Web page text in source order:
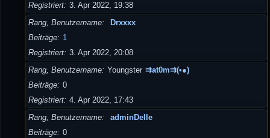
Registriert 3. Apr 2022, 19:38
Rang, Benutzername
Drxxxx
Beiträge
1
Registriert 3. Apr 2022, 20:08
Rang, Benutzername Youngster ⇉at0m⇉(•●)
Beiträge 0
Registriert 4. Apr 2022, 17:43
Rang, Benutzername
adminDelle
Beiträge 0